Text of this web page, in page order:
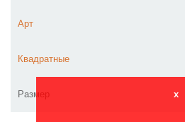
Арт
Квадратные
Размер x